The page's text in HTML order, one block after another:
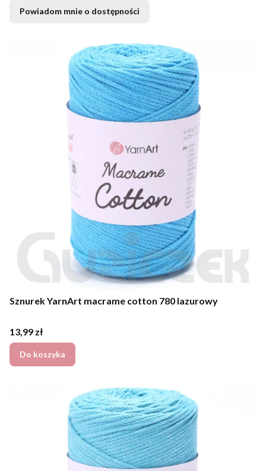
Powiadom mnie o dostępności
Sznurek YarnArt macrame cotton 780 lazurowy
Cena
13,99 zł
Do koszyka